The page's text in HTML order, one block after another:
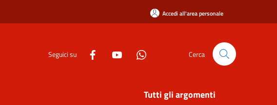
Accedi all'area personale
Seguici su Cerca
Tutti gli argomenti